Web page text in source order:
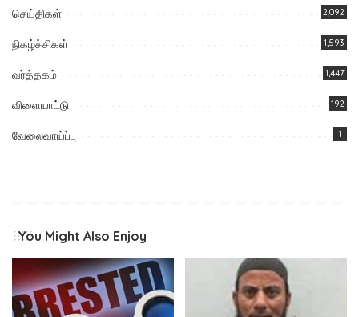
செய்திகள் 2,092
நிகழ்ச்சிகள் 1,593
வர்த்தகம் 1,447
விளையாட்டு 192
வேலைவாய்ப்பு 1
You Might Also Enjoy